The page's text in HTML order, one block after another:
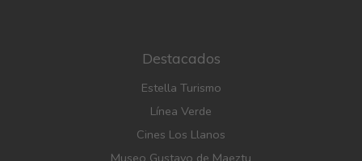
Destacados
Estella Turismo
Línea Verde
Cines Los Llanos
Museo Gustavo de Maeztu